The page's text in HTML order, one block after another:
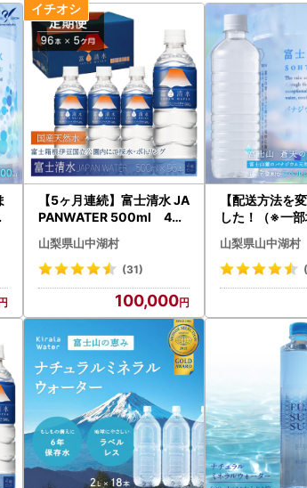
【5ヶ月連続】富士清水 JA
PANWATER 500ml 4箱
セット 計96本 YD002
山梨県山中湖村
(31)
100,000
【配送方法を
した！（※一部
）】＜ラベル
蒼天の水
２ケース）
ルウォーター
山梨県山中湖村